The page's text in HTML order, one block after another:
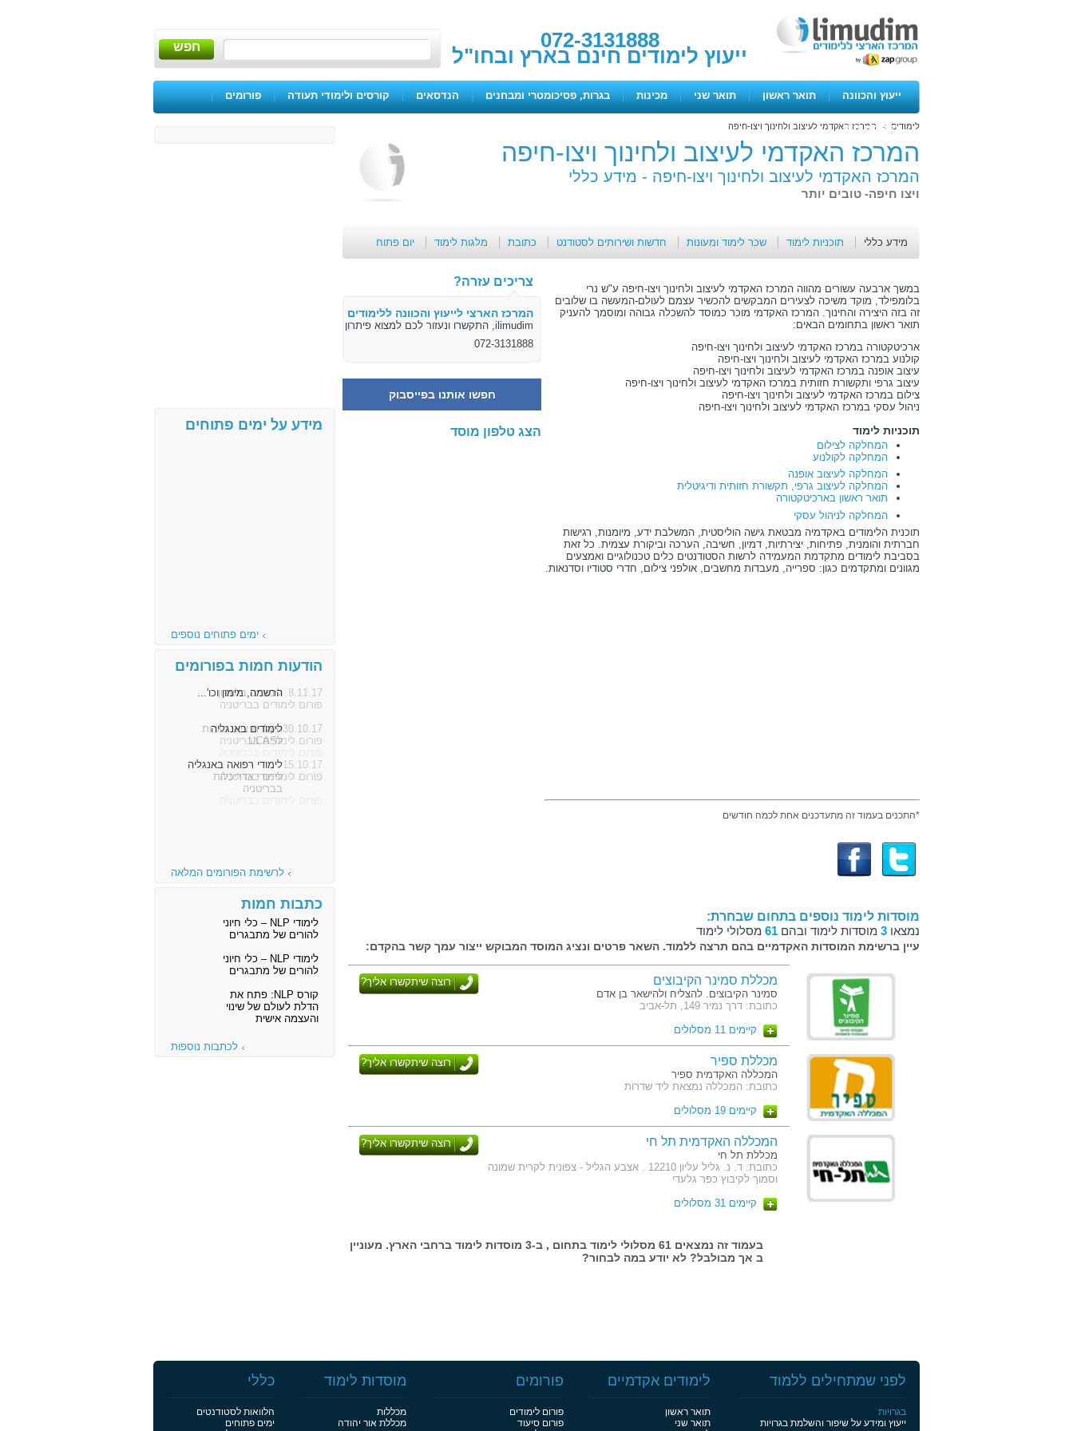
072-3131888
ייעוץ לימודים חינם בארץ ובחו"ל חפש
ייעוץ והכוונה | תואר ראשון | תואר שני | מכינות | בגרות, פסיכומטרי ומבחנים | הנדסאים | קורסים ולימודי תעודה | פורומים |
ימים פתוחיםלימודים > המרכז האקדמי לעיצוב ולחינוך ויצו-חיפה
המרכז האקדמי לעיצוב ולחינוך ויצו-חיפה
המרכז האקדמי לעיצוב ולחינוך ויצו-חיפה - מידע כללי
ויצו חיפה- טובים יותר
מידע כללי תוכניות לימוד שכר לימוד ומעונות חדשות ושירותים לסטודנט כתובת מלגות לימוד יום פתוח
צריכים עזרה?
המרכז הארצי לייעוץ והכוונה ללימודים
ilimudim, התקשרו ונעזור לכם למצוא פיתרון
072-3131888
חפשו אותנו בפייסבוק
הצג טלפון מוסד
במשך ארבעה עשורים מהווה המרכז האקדמי לעיצוב ולחינוך ויצו-חיפה ע"ש נרי
בלומפילד, מוקד משיכה לצעירים המבקשים להכשיר עצמם לעולם-המעשה בו שלובים
זה בזה היצירה והחינוך. המרכז האקדמי מוכר כמוסד להשכלה גבוהה ומוסמך להעניק
תואר ראשון בתחומים הבאים:
ארכיטקטורה במרכז האקדמי לעיצוב ולחינוך ויצו-חיפה
קולנוע במרכז האקדמי לעיצוב ולחינוך ויצו-חיפה
עיצוב אופנה במרכז האקדמי לעיצוב ולחינוך ויצו-חיפה
עיצוב גרפי ותקשורת חזותית במרכז האקדמי לעיצוב ולחינוך ויצו-חיפה
צילום במרכז האקדמי לעיצוב ולחינוך ויצו-חיפה
ניהול עסקי במרכז האקדמי לעיצוב ולחינוך ויצו-חיפה
תוכניות לימוד
המחלקה לצילום
המחלקה לקולנוע
המחלקה לעיצוב אופנה
המחלקה לעיצוב גרפי, תקשורת חזותית ודיגיטלית
תואר ראשון בארכיטקטורה
המחלקה לניהול עסקי
תוכנית הלימודים באקדמיה מבטאת גישה הוליסטית, המשלבת ידע, מיומנות, רגישות
חברתית והומנית, פתיחות, יצירתיות, דמיון, חשיבה, הערכה וביקורת עצמית. כל זאת
בסביבת לימודים מתקדמת המעמידה לרשות הסטודנטים כלים טכנולוגיים ואמצעים
מגוונים ומתקדמים כגון: ספרייה, מעבדות מחשבים, אולפני צילום, חדרי סטודיו וסדנאות.
*התכנים בעמוד זה מתעדכנים אחת לכמה חודשים
מוסדות לימוד נוספים בתחום שבחרת:
נמצאו 3 מוסדות לימוד ובהם 61 מסלולי לימוד
עיין ברשימת המוסדות האקדמיים בהם תרצה ללמוד. השאר פרטים ונציג המוסד המבוקש ייצור עמך קשר בהקדם:
מכללת סמינר הקיבוצים
סמינר הקיבוצים. להצליח ולהישאר בן אדם
כתובת: דרך נמיר 149, תל-אביב
רוצה שיתקשרו אליך?
קיימים 11 מסלולים
מכללת ספיר
המכללה האקדמית ספיר
כתובת: המכללה נמצאת ליד שדרות
רוצה שיתקשרו אליך?
קיימים 19 מסלולים
המכללה האקדמית תל חי
מכללת תל חי
כתובת: ד. נ. גליל עליון 12210 . אצבע הגליל - צפונית לקרית שמונה
וסמוך לקיבוץ כפר גלעדי
רוצה שיתקשרו אליך?
קיימים 31 מסלולים
בעמוד זה נמצאים 61 מסלולי לימוד בתחום , ב-3 מוסדות לימוד ברחבי הארץ. מעוניין
ב אך מבולבל? לא יודע במה לבחור?
מידע על ימים פתוחים
ימים פתוחים נוספים
הודעות חמות בפורומים
8.11.17 הרשמה, מימון וכו'...
פורום לימודים בבריטניה
30.10.17לימודים באנגליה
פורום לימודים בבריטניה
15.10.17לימודי רפואה באנגליה
פורום לימודים בבריטניה
לרשימת הפורומים המלאה
כתבות חמות
לימודי NLP – כלי חיוני
להורים של מתבגרים
לימודי NLP – כלי חיוני
להורים של מתבגרים
קורס NLP: פתח את
הדלת לעולם של שינוי
והעצמה אישית
לכתבות נוספות
לפני שמתחילים ללמוד
בגרויות
ייעוץ ומידע על שיפור והשלמת בגרויות
לימודים אקדמיים
תואר ראשון
תואר שני
פורומים
פורום לימודים
פורום סיעוד
מוסדות לימוד
מכללות
מכללת אור יהודה
כללי
הלוואות לסטודנטים
ימים פתוחים